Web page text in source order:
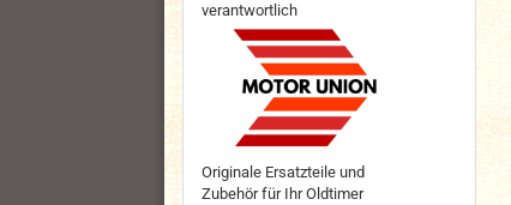
verantwortlich
Originale Ersatzteile und
Zubehör für Ihr Oldtimer